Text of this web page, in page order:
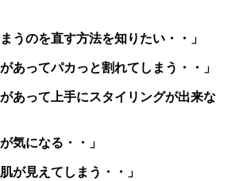
うのを直す方法を知りたい・・」
あってパカっと割れてしまう・・」
あって上手にスタイリングが出来な
気になる・・」
が見えてしまう・・」